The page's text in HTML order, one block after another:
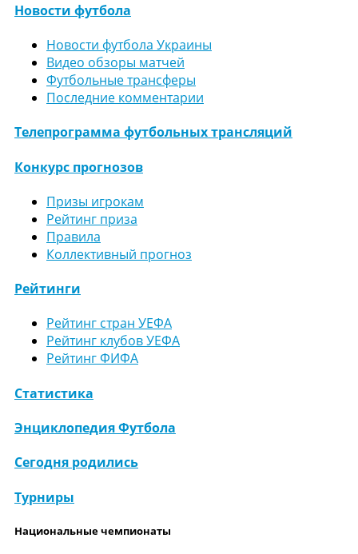
Новости футбола
Новости футбола Украины
Видео обзоры матчей
Футбольные трансферы
Последние комментарии
Телепрограмма футбольных трансляций
Конкурс прогнозов
Призы игрокам
Рейтинг приза
Правила
Коллективный прогноз
Рейтинги
Рейтинг стран УЕФА
Рейтинг клубов УЕФА
Рейтинг ФИФА
Статистика
Энциклопедия Футбола
Сегодня родились
Турниры
Национальные чемпионаты